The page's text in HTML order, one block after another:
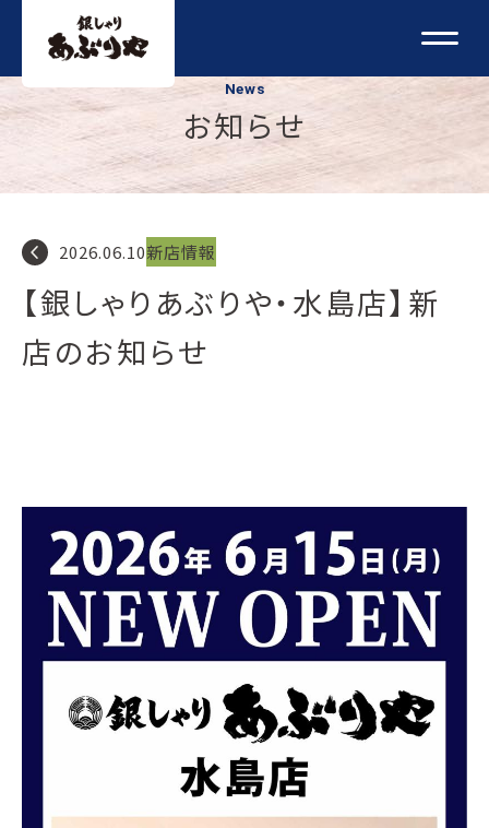
News
お知らせ
navigate_before 2026.06.10新店情報
【銀しゃりあぶりや・水島店】新
店のお知らせ